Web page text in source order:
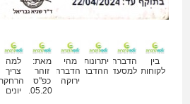
בין
לקוחותינו
הדברה
למסעדות
יתרונות
ההדברה
מהי
הדברה
ירוקה
מאת:
זוהר
כפ"ס
29.05.20
למה
צריך
הרחקת
יונים